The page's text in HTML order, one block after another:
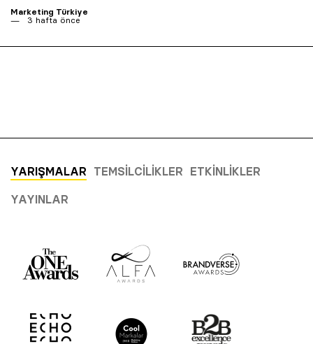
Marketing Türkiye
3 hafta önce
YARIŞMALAR TEMSILCILIKLER ETKINLIKLER
YAYINLAR